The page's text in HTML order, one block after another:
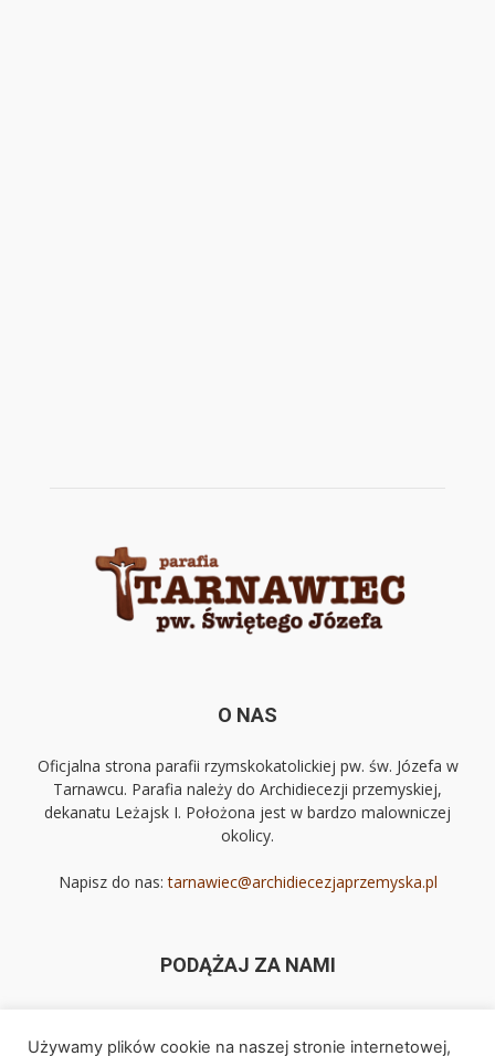
O NAS
Oficjalna strona parafii rzymskokatolickiej pw. św. Józefa w
Tarnawcu. Parafia należy do Archidiecezji przemyskiej,
dekanatu Leżajsk I. Położona jest w bardzo malowniczej
okolicy.
Napisz do nas:tarnawiec@archidiecezjaprzemyska.pl
PODĄŻAJ ZA NAMI
Używamy plików cookie na naszej stronie internetowej,